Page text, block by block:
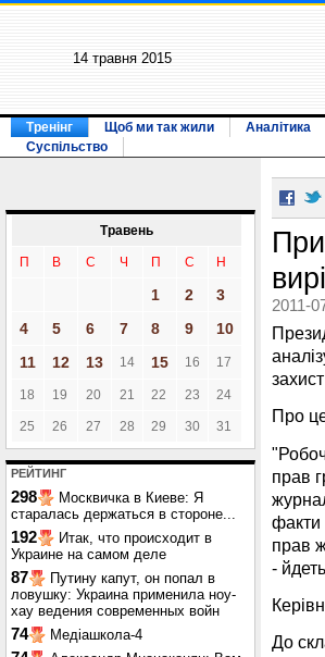
14 травня 2015
Тренінг Щоб ми так жили Аналітика
Суспільство
Травень
П В С Ч П С Н
1 2
3
4
5 6 7 8 9
10
11
12 13 14 15 16 17
18 19 20 21 22 23 24
25 26 27 28 29 30 31
РЕЙТИНГ
298
Москвичка в Киеве: Я
старалась держаться в стороне...
192
Итак, что происходит в
Украине на самом деле
87
Путину капут, он попал в
ловушку: Украина применила ноу-
хау ведения современных войн
74 Медіашкола-4
2011-
Про
прав
факти
прав
-
До